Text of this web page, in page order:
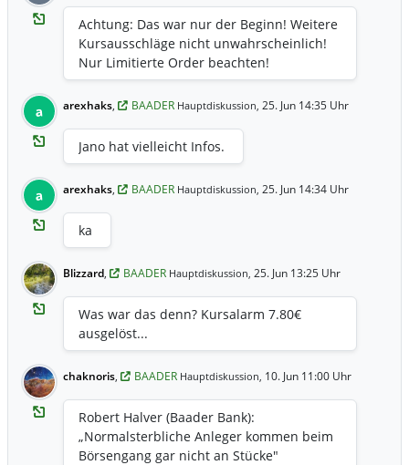
Achtung: Das war nur der Beginn! Weitere
Kursausschläge nicht unwahrscheinlich!
Nur Limitierte Order beachten!
a arexhaks, BAADER Hauptdiskussion, 25. Jun 14:35 Uhr
Jano hat vielleicht Infos.
a arexhaks, BAADER Hauptdiskussion, 25. Jun 14:34 Uhr
ka
Blizzard, BAADER Hauptdiskussion, 25. Jun 13:25 Uhr
Was war das denn? Kursalarm 7.80€
ausgelöst...
chaknoris, BAADER Hauptdiskussion, 10. Jun 11:00 Uhr
Robert Halver (Baader Bank):
„Normalsterbliche Anleger kommen beim
Börsengang gar nicht an Stücke"